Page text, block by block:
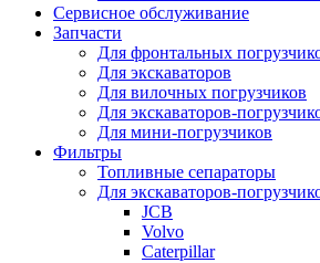
Сервисное обслуживание
Запчасти
Для фронтальных
Для экскаваторов
Для вилочных погрузчиков
Для экскаваторов-
Для мини-погрузчиков
Фильтры
Топливные сепараторы
Для экскаваторов-
JCB
Volvo
Caterpillar